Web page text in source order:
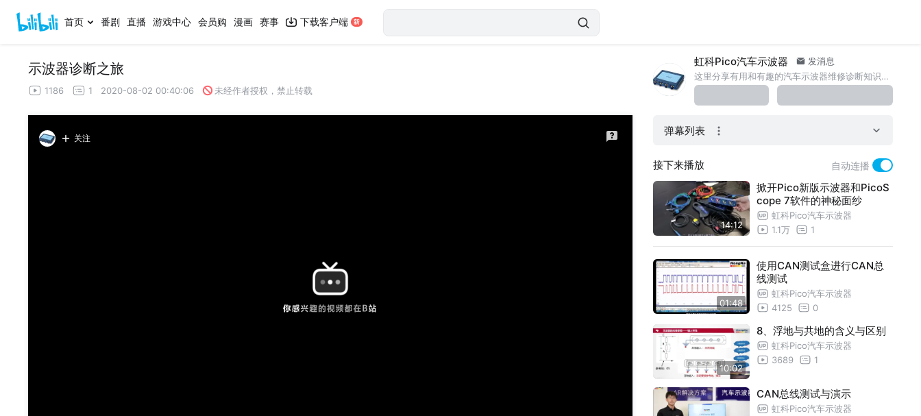
首页 番剧 直播 游戏中心 会员购 漫画 赛事 下载客户端
示波器诊断之旅
1186 1 2020-08-02 00:40:06 未经作者授权，禁止转载
关注
虹科Pico汽车示波器
发消息
这里分享有用和有趣的汽车示波器维修诊断知识。www.qichebo.com
弹幕列表
接下来播放 自动连播
14:12
掀开Pico新版示波器和PicoS
cope 7软件的神秘面纱
虹科Pico汽车示波器
1.1万
1
01:48
使用CAN测试盒进行CAN总
线测试
虹科Pico汽车示波器
4125
0
10:02
8、浮地与共地的含义与区别
虹科Pico汽车示波器
3689
1
CAN总线测试与演示
虹科Pico汽车示波器